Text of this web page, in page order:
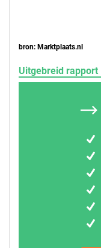
bron: Marktplaats.nl
Uitgebreid rapport